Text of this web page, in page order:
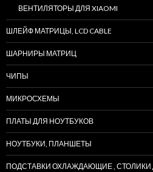
ВЕНТИЛЯТОРЫ ДЛЯ XIAOMI
ШЛЕЙФ МАТРИЦЫ, LCD CABLE
ШАРНИРЫ МАТРИЦ
ЧИПЫ
МИКРОСХЕМЫ
ПЛАТЫ ДЛЯ НОУТБУКОВ
НОУТБУКИ, ПЛАНШЕТЫ
ПОДСТАВКИ ОХЛАЖДАЮЩИЕ , СТОЛИКИ